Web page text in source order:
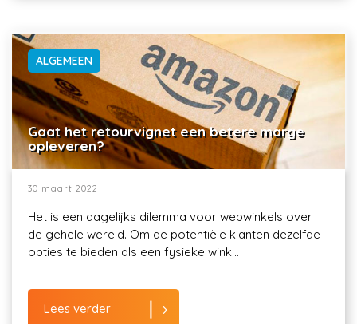
ALGEMEEN
Gaat het retourvignet een betere marge
opleveren?
30 maart 2022
Het is een dagelijks dilemma voor webwinkels over
de gehele wereld. Om de potentiële klanten dezelfde
opties te bieden als een fysieke wink...
Lees verder